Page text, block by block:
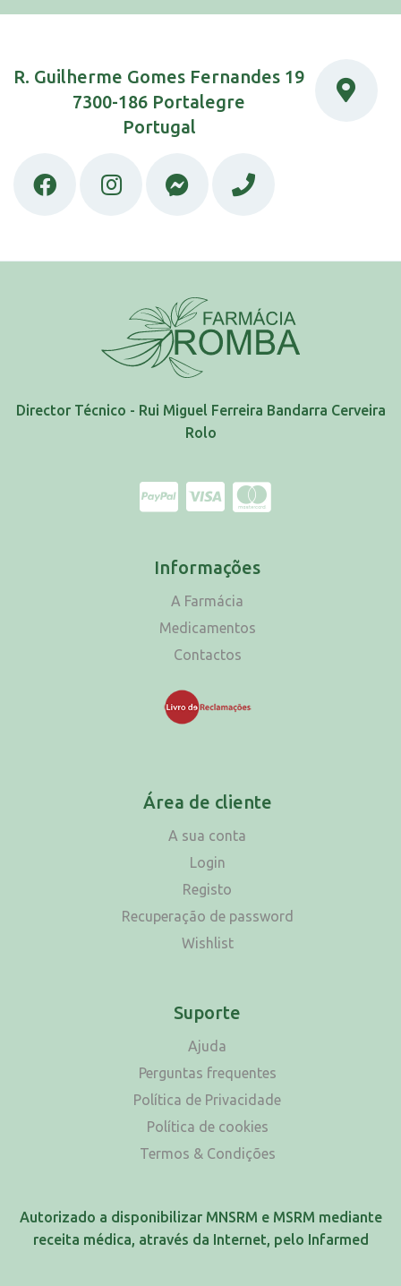
R. Guilherme Gomes Fernandes 19
7300-186 Portalegre
Portugal
Director Técnico - Rui Miguel Ferreira Bandarra Cerveira
Rolo
Informações
A Farmácia
Medicamentos
Contactos
Área de cliente
A sua conta
Login
Registo
Recuperação de password
Wishlist
Suporte
Ajuda
Perguntas frequentes
Política de Privacidade
Política de cookies
Termos & Condições
Autorizado a disponibilizar MNSRM e MSRM mediante
receita médica, através da Internet, pelo Infarmed